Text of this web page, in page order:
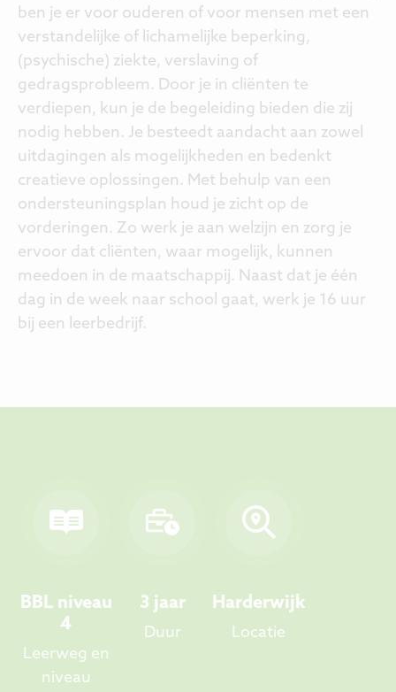
ben je er voor ouderen of voor mensen met een
verstandelijke of lichamelijke beperking,
(psychische) ziekte, verslaving of
gedragsprobleem. Door je in cliënten te
verdiepen, kun je de begeleiding bieden die zij
nodig hebben. Je besteedt aandacht aan zowel
uitdagingen als mogelijkheden en bedenkt
creatieve oplossingen. Met behulp van een
ondersteuningsplan houd je zicht op de
vorderingen. Zo werk je aan welzijn en zorg je
ervoor dat cliënten, waar mogelijk, kunnen
meedoen in de maatschappij. Naast dat je één
dag in de week naar school gaat, werk je 16 uur
bij een leerbedrijf.
BBL niveau
4
Leerweg en
niveau
3 jaar
Duur
Harderwijk
Locatie